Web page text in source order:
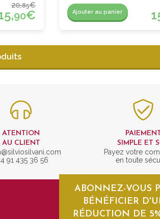
20,85€
90€ Ajouter au panier
ATENTION
AU CLIENT
91 435 36 56
SIMPLE ET
Payez votre
en toute
ABONNEZ-VOUS
BÉNÉFICIER
RÉDUCTION DE